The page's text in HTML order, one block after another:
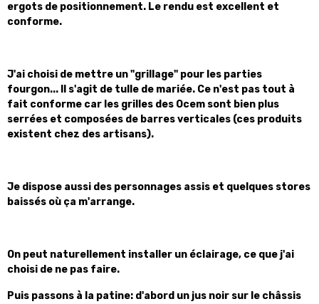
ergots de positionnement. Le rendu est excellent et
conforme.
J'ai choisi de mettre un "grillage" pour les parties
fourgon... ll s'agit de tulle de mariée. Ce n'est pas tout à
fait conforme car les grilles des Ocem sont bien plus
serrées et composées de barres verticales (ces produits
existent chez des artisans).
Je dispose aussi des personnages assis et quelques stores
baissés où ça m'arrange.
On peut naturellement installer un éclairage, ce que j'ai
choisi de ne pas faire.
Puis passons à la patine: d'abord un jus noir sur le châssis